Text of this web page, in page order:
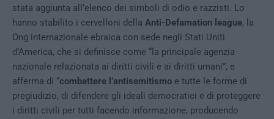
stata aggiunta all’elenco dei simboli di odio e razzisti. Lo
hanno stabilito i cervelloni della Anti-Defamation league, la
Ong internazionale ebraica con sede negli Stati Uniti
d’America, che si definisce come “la principale agenzia
nazionale relazionata ai diritti civili e ai diritti umani”, e
afferma di “combattere l’antisemitismo e tutte le forme di
pregiudizio, di difendere gli ideali democratici e di proteggere
i diritti civili per tutti facendo informazione, producendo